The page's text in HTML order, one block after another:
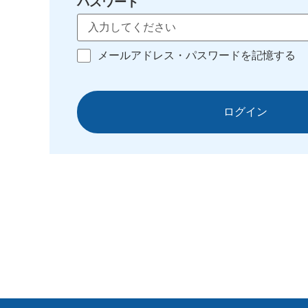
メールアドレス・パスワードを記憶する
ログイン